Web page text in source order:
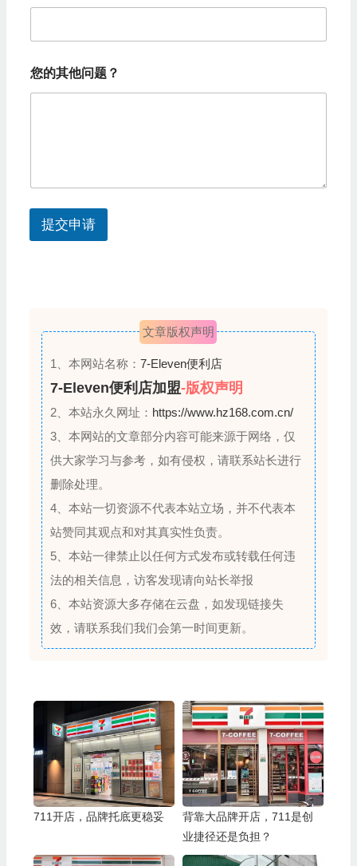
e
d
e
s
+
望
加
他
问
题
问
题
？
您的其他问题？
提交申请
文章版权声明
1、本网站名称： 7-Eleven便利店
7-Eleven便利店加盟-版权声明
2、本站永久网址： https://www.hz168.com.cn/
3、本网站的文章部分内容可能来源于网络，仅
供大家学习与参考，如有侵权，请联系站长进行
删除处理。
4、本站一切资源不代表本站立场，并不代表本
站赞同其观点和对其真实性负责。
5、本站一律禁止以任何方式发布或转载任何违
法的相关信息，访客发现请向站长举报
6、本站资源大多存储在云盘，如发现链接失
效，请联系我们我们会第一时间更新。
711开店，品牌托底更稳妥
背靠大品牌开店，711是创
业捷径还是负担？